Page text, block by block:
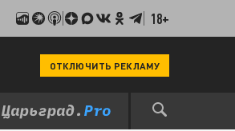
18+
ОТКЛЮЧИТЬ РЕКЛАМУ